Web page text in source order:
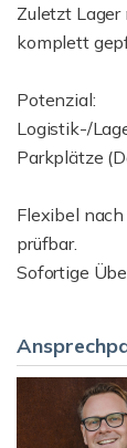
Zuletzt
komplett
Potenzial:
Logistik-/
Parkplätze
Flexibel
prüfbar.
Sofortige